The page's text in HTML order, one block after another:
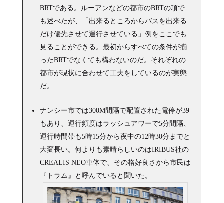
BRTである。ルーアンなどの都市のBRTの項で
も述べたが、「出来るところからバスを出来る
だけ優先させて運行させている」例をここでも
見ることができる。最初からすべての条件が揃
ったBRTでなくても構わないのだ。それぞれの
都市が現状に合わせて工夫をしているのが実態
だ。
ナンシー市では300M間隔で配置された電停が39
もあり、運行頻度はラッシュアワーで5分間隔、
運行時間帯も5時15分から夜中の12時30分までと
大変長い。何よりも素晴らしいのはIRIBUS社の
CREALIS NEO車体で、その格好良さから市民は
『トラム』と呼んでいると聞いた。